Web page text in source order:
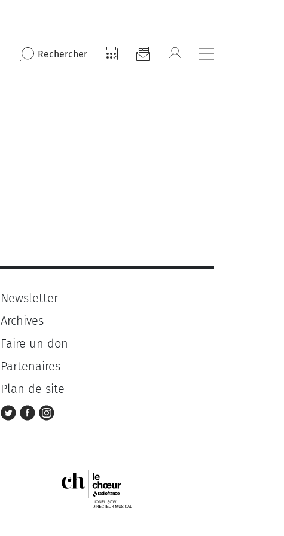
Rechercher
Newsletter
Archives
Faire un don
Partenaires
Plan de site